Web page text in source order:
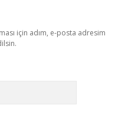
için adım, e-posta adresim